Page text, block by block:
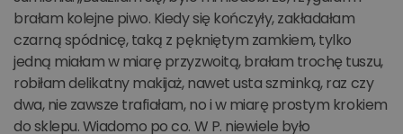
brałam kolejne piwo. Kiedy się kończyły, zakładałam
czarną spódnicę, taką z pękniętym zamkiem, tylko
jedną miałam w miarę przyzwoitą, brałam trochę tuszu,
robiłam delikatny makijaż, nawet usta szminką, raz czy
dwa, nie zawsze trafiałam, no i w miarę prostym krokiem
do sklepu. Wiadomo po co. W P. niewiele było